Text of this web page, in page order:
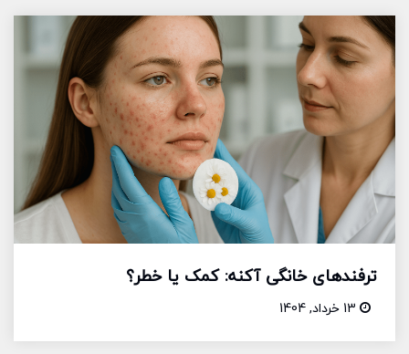
ترفندهای خانگی آکنه: کمک یا خطر؟